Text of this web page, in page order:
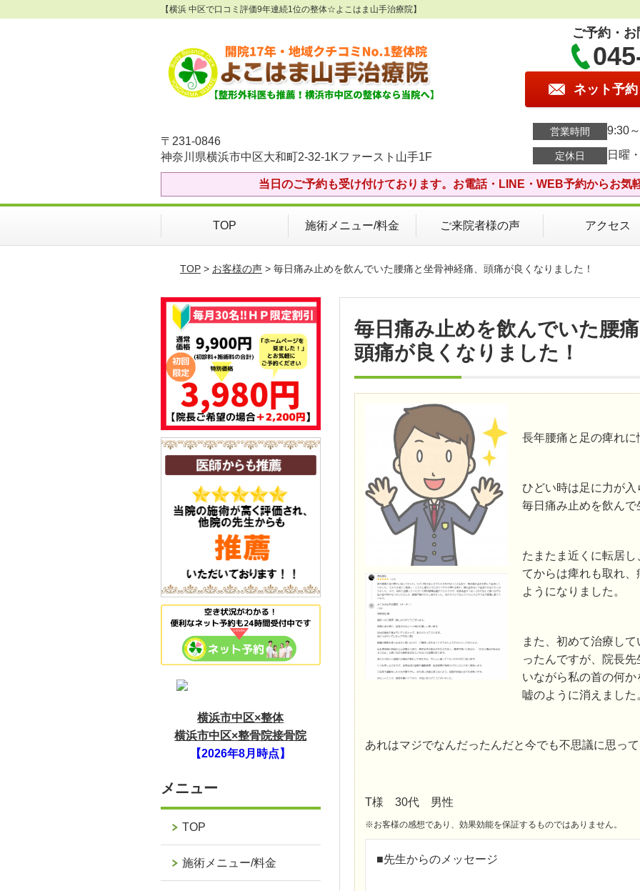
【横浜 中区で口コミ評価9年連続1位の整体☆よこはま山手治療院】
〒231-0846
神奈川県横浜市中区大和町2-32-1Kファースト山手1F
ご予約・
ネット予約
営業時間 9:30
定休日 日曜
当日のご予約も受け付けております。お電話・LINE・WEB予約からお気
TOP 施術メニュー/料金 ご来院者様の声 アクセス
TOP> お客様の声> 毎日痛み止めを飲んでいた腰痛と坐骨神経痛、頭痛が良くなりました！
毎日痛み止めを飲んでいた腰
頭痛が良くなりました！
長年腰痛と足の痺れに
ひどい時は足に力が
毎日痛み止めを飲ん
たまたま近くに転居
てからは痺れも取れ
ようになりました。
また、初めて治療し
ったんですが、院長
いながら私の首の何
嘘のように消えました
あれはマジでなんだったんだと今でも不思議に思っ
T様 30代 男性
※お客様の感想であり、効果効能を保証するものではありません。
■先生からのメッセージ
横浜市中区×整体
横浜市中区×整骨院接骨院
【2026年8月時点】
メニュー
TOP
施術メニュー/料金